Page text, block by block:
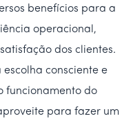
benefícios para a
operacional,
dos clientes.
consciente e
funcionamento do
para fazer um